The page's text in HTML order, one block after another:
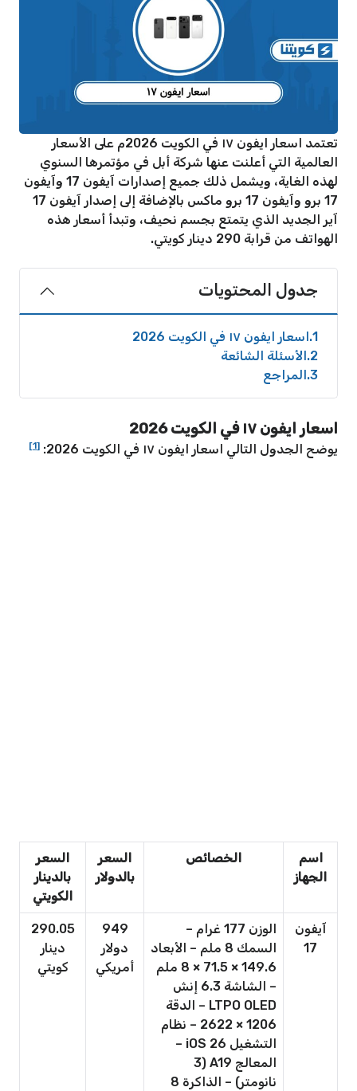
تعتمد اسعار ايفون ١٧ في الكويت 2026م على الأسعار
العالمية التي أعلنت عنها شركة أبل في مؤتمرها السنوي
لهذه الغاية، ويشمل ذلك جميع إصدارات آيفون 17 وآيفون
17 برو وآيفون 17 برو ماكس بالإضافة إلى إصدار آيفون 17
آير الجديد الذي يتمتع بجسم نحيف، وتبدأ أسعار هذه
الهواتف من قرابة 290 دينار كويتي.
جدول المحتويات
1 اسعار ايفون ١٧ في الكويت 2026
2 الأسئلة الشائعة
3 المراجع
اسعار ايفون ١٧ في الكويت 2026
يوضح الجدول التالي اسعار ايفون ١٧ في الكويت 2026: [1]
اسم
الجهاز
الخصائص
السعر
بالدولار
السعر
بالدينار
الكويتي
آيفون
17
الوزن 177 غرام –
السمك 8 ملم – الأبعاد
149.6 × 71.5 × 8 ملم
– الشاشة 6.3 إنش
LTPO OLED – الدقة
1206 × 2622 – نظام
التشغيل iOS 26 –
المعالج A19 (3
نانومتر) – الذاكرة 8
949
دولار
أمريكي
290.05
دينار
كويتي